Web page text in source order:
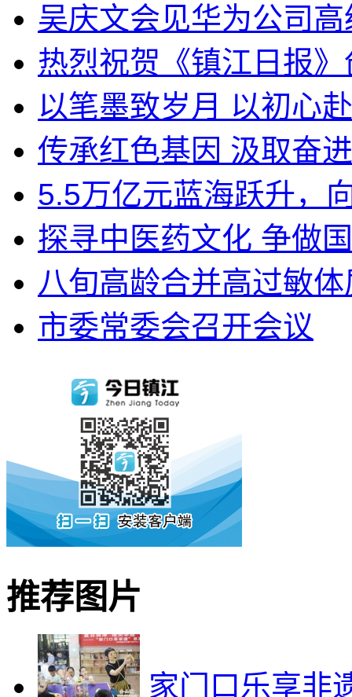
吴庆文会见华为公司
热烈祝贺《镇江日报
以笔墨致岁月 以初心
传承红色基因 汲取奋
5.5万亿元蓝海跃升，
探寻中医药文化 争做
八旬高龄合并高过敏
市委常委会召开会议
推荐图片
家门口乐享非